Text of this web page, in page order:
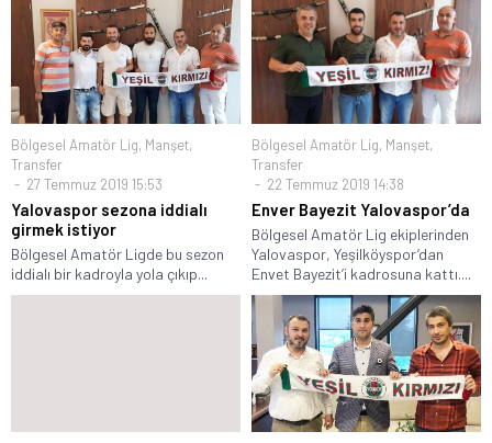
Bölgesel Amatör Lig, Manşet,
Transfer
27 Temmuz 2019 15:53
Yalovaspor sezona iddialı
girmek istiyor
Bölgesel Amatör Ligde bu sezon
iddialı bir kadroyla yola çıkıp...
Bölgesel Amatör Lig, Manşet,
Transfer
22 Temmuz 2019 14:38
Enver Bayezit Yalovaspor’da
Bölgesel Amatör Lig ekiplerinden
Yalovaspor, Yeşilköyspor’dan
Envet Bayezit’i kadrosuna kattı....